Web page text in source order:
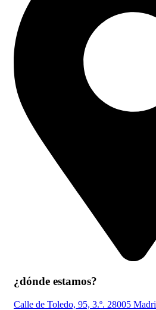
¿dónde estamos?
Calle de Toledo, 95, 3.º. 28005